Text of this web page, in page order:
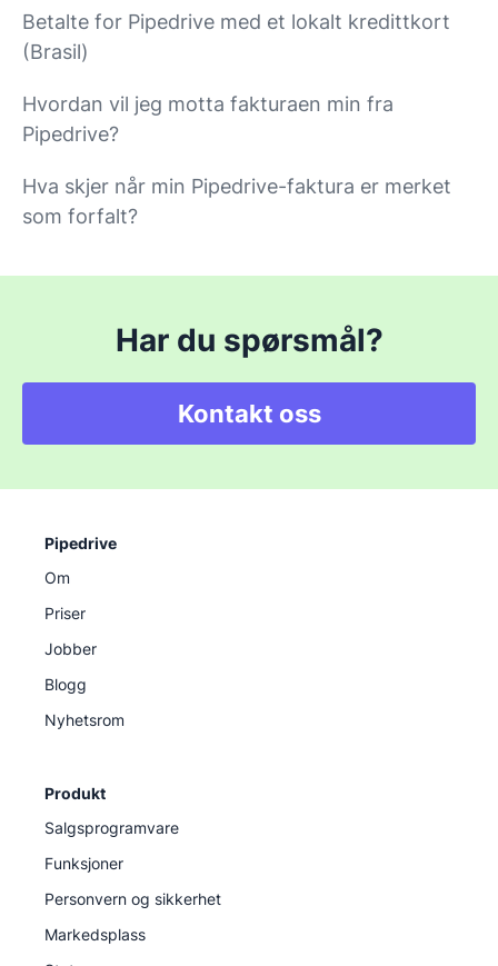
Betalte for Pipedrive med et lokalt kredittkort
(Brasil)
Hvordan vil jeg motta fakturaen min fra
Pipedrive?
Hva skjer når min Pipedrive-faktura er merket
som forfalt?
Har du spørsmål?
Kontakt oss
Pipedrive
Om
Priser
Jobber
Blogg
Nyhetsrom
Produkt
Salgsprogramvare
Funksjoner
Personvern og sikkerhet
Markedsplass